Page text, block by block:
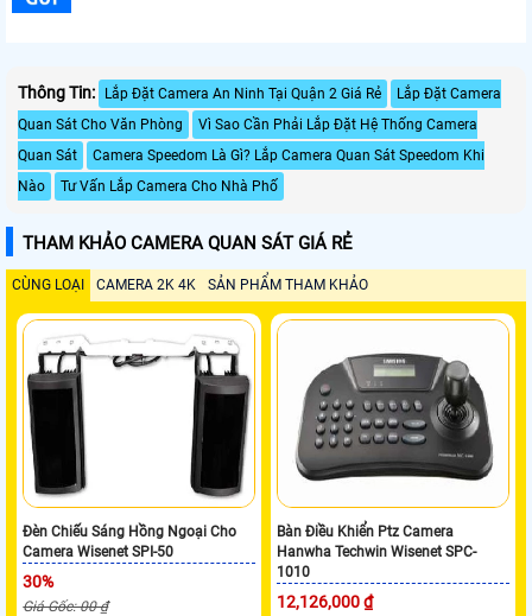
Thông Tin: Lắp Đặt Camera An Ninh Tại Quận 2 Giá Rẻ
Lắp Đặt Camera
Quan Sát Cho Văn Phòng
Vì Sao Cần Phải Lắp Đặt Hệ Thống Camera
Quan Sát
Camera Speedom Là Gì? Lắp Camera Quan Sát Speedom Khi
Nào
Tư Vấn Lắp Camera Cho Nhà Phố
THAM KHẢO CAMERA QUAN SÁT GIÁ RẺ
CÙNG LOẠI CAMERA 2K 4K SẢN PHẨM THAM KHẢO
Đèn Chiếu Sáng Hồng Ngoại Cho
Camera Wisenet SPI-50
30%
Giá Gốc: 00 ₫
Bàn Điều Khiển Ptz Camera
Hanwha Techwin Wisenet SPC-
1010
12,126,000 ₫